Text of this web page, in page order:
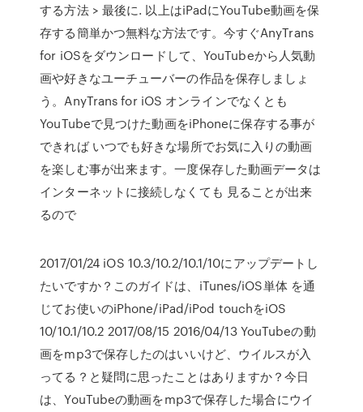
する方法 > 最後に. 以上はiPadにYouTube動画を保
存する簡単かつ無料な方法です。今すぐAnyTrans
for iOSをダウンロードして、YouTubeから人気動
画や好きなユーチューバーの作品を保存しましょ
う。AnyTrans for iOS オンラインでなくとも
YouTubeで見つけた動画をiPhoneに保存する事が
できれば いつでも好きな場所でお気に入りの動画
を楽しむ事が出来ます。一度保存した動画データは
インターネットに接続しなくても 見ることが出来
るので
2017/01/24 iOS 10.3/10.2/10.1/10にアップデートし
たいですか？このガイドは、iTunes/iOS単体 を通
じてお使いのiPhone/iPad/iPod touchをiOS
10/10.1/10.2 2017/08/15 2016/04/13 YouTubeの動
画をmp3で保存したのはいいけど、ウイルスが入
ってる？と疑問に思ったことはありますか？今日
は、YouTubeの動画をmp3で保存した場合にウイ